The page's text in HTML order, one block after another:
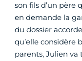
son fils d’un père
en demande la
du dossier
qu’elle considère
parents, Julien